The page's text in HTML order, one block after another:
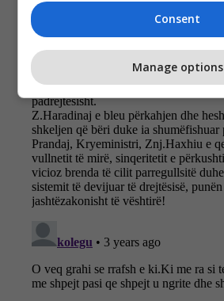
Consent
Manage options